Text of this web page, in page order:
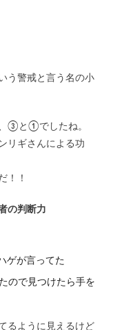
う警戒と言う名の小
③と①でしたね。
リギさんによる功
！！
の判断力
ゲが言ってた
ので見つけたら手を
るように見えるけど